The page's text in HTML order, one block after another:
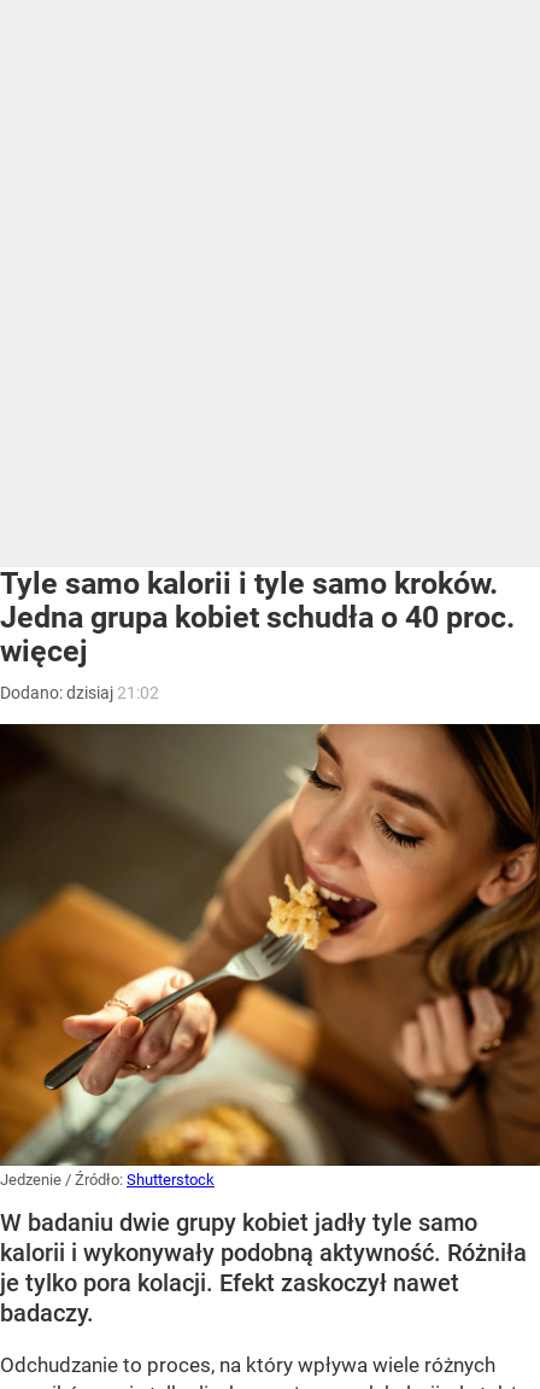
Tyle samo kalorii i tyle samo kroków.
Jedna grupa kobiet schudła o 40 proc.
więcej
Dodano:dzisiaj 21:02
Jedzenie / Źródło: Shutterstock
W badaniu dwie grupy kobiet jadły tyle samo
kalorii i wykonywały podobną aktywność. Różniła
je tylko pora kolacji. Efekt zaskoczył nawet
badaczy.
Odchudzanie to proces, na który wpływa wiele różnych